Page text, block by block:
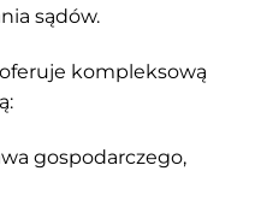
sądów.
kompleksową
gospodarczego,